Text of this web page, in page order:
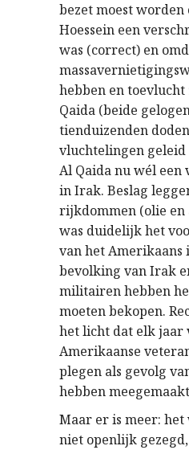
bezet moest worden
Hoessein een
was (correct) en
hebben en toevlucht
Qaida (beide
tienduizenden
vluchtelingen
Al Qaida nu wél een
in Irak. Beslag
rijkdommen (olie
was duidelijk het
van het Amerikaans
bevolking van Irak
militairen hebben
moeten bekopen.
het licht dat elk jaar
Amerikaanse
plegen als gevolg
hebben
Maar er is meer:
niet openlijk